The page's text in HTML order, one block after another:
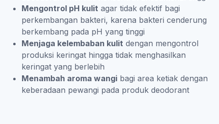
Mengontrol pH kulit agar tidak efektif bagi
perkembangan bakteri, karena bakteri cenderung
berkembang pada pH yang tinggi
Menjaga kelembaban kulit dengan mengontrol
produksi keringat hingga tidak menghasilkan
keringat yang berlebih
Menambah aroma wangi bagi area ketiak dengan
keberadaan pewangi pada produk deodorant